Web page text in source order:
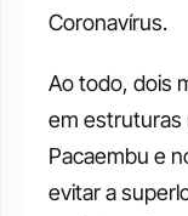
Coronavírus.
Ao todo, dois
em estruturas
Pacaembu e
evitar a